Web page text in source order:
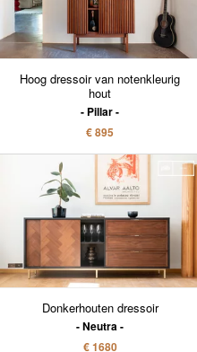
Hoog dressoir van notenkleurig
hout
Pillar
€ 895
Donkerhouten dressoir
Neutra
€ 1680